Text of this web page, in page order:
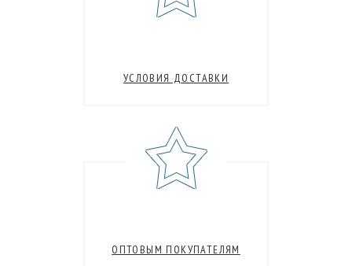
УСЛОВИЯ ДОСТАВКИ
ОПТОВЫМ ПОКУПАТЕЛЯМ